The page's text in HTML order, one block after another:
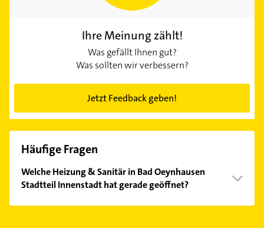
Ihre Meinung zählt!
Was gefällt Ihnen gut?
Was sollten wir verbessern?
Jetzt Feedback geben!
Häufige Fragen
Welche Heizung & Sanitär in Bad Oeynhausen
Stadtteil Innenstadt hat gerade geöffnet?
Im Anbieter-Bereich finden Sie alleÖffnungszeiten.